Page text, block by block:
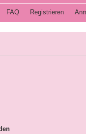
FAQ Registrieren